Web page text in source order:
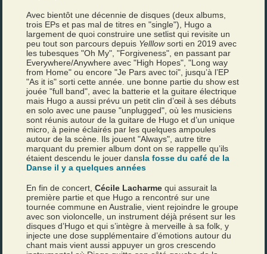
Avec bientôt une décennie de disques (deux albums,
trois EPs et pas mal de titres en "single"), Hugo a
largement de quoi construire une setlist qui revisite un
peu tout son parcours depuis Yelllowsorti en 2019 avec
les tubesques "Oh My", "Forgiveness", en passant par
Everywhere/Anywhere avec "High Hopes", "Long way
from Home" ou encore "Je Pars avec toi", jusqu’à l’EP
"As it is" sorti cette année. une bonne partie du show est
jouée "full band", avec la batterie et la guitare électrique
mais Hugo a aussi prévu un petit clin d’œil à ses débuts
en solo avec une pause "unplugged", où les musiciens
sont réunis autour de la guitare de Hugo et d’un unique
micro, à peine éclairés par les quelques ampoules
autour de la scène. Ils jouent "Always", autre titre
marquant du premier album dont on se rappelle qu’ils
étaient descendu le jouer dansla fosse du café de la
Danse il y a quelques années
En fin de concert,Cécile Lacharme qui assurait la
première partie et que Hugo a rencontré sur une
tournée commune en Australie, vient rejoindre le groupe
avec son violoncelle, un instrument déjà présent sur les
disques d’Hugo et qui s’intègre à merveille à sa folk, y
injecte une dose supplémentaire d’émotions autour du
chant mais vient aussi appuyer un gros crescendo